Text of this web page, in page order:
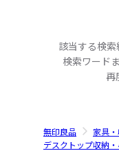
該当する検索
検索ワード
再
無印良品 家具
デスクトップ収納